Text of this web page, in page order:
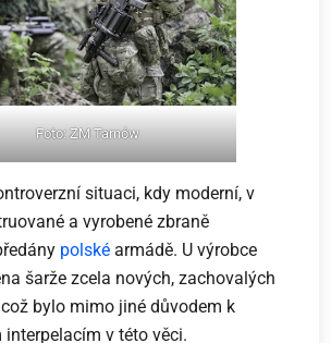
Foto: ZM Tarnów
situaci, kdy moderní, v
a vyrobené zbraně
polské armádě. U výrobce
šarže zcela nových, zachovalých
bylo mimo jiné důvodem k
v této věci.